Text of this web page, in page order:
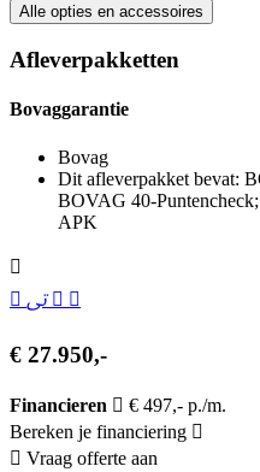
Alle opties en accessoires
Afleverpakketten
Bovaggarantie
Bovag
Dit afleverpakket bevat:
BOVAG 40-
APK
€ 27.950,-
Financieren
€ 497,- p./m.
Bereken je financiering
Vraag offerte aan